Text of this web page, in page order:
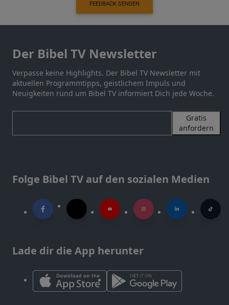
FEEDBACK SENDEN
Der Bibel TV Newsletter
Verpasse keine Highlights. Der Bibel TV Newsletter mit
aktuellen Programmtipps, geistlichem Impuls und
Neuigkeiten rund um Bibel TV informiert Dich jede Woche.
Gratis
anfordern
Folge Bibel TV auf den sozialen Medien
Lade dir die App herunter